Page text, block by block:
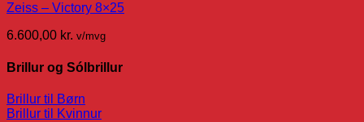
Zeiss – Victory 8×25
6.600,00 kr. v/mvg
Brillur og Sólbrillur
Brillur til Børn
Brillur til Kvinnur